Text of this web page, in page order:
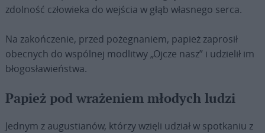
zdolność człowieka do wejścia w głąb własnego serca.
Na zakończenie, przed pożegnaniem, papież zaprosił
obecnych do wspólnej modlitwy „Ojcze nasz” i udzielił im
błogosławieństwa.
Papież pod wrażeniem młodych ludzi
Jednym z augustianów, którzy wzięli udział w spotkaniu z